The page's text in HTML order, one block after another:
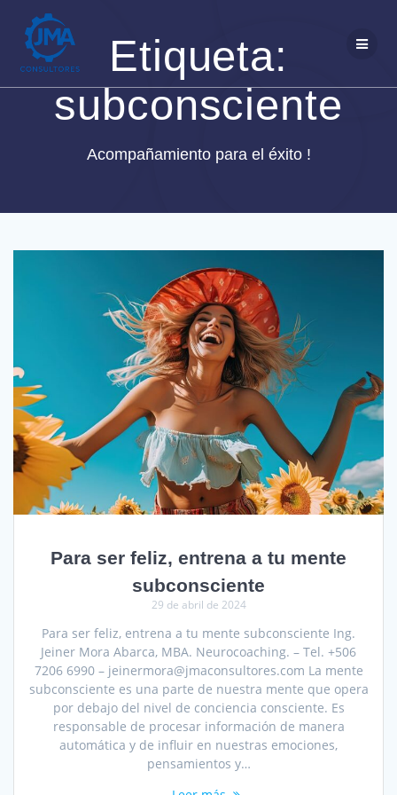
contenido
Etiqueta:
subconsciente
Acompañamiento para el éxito !
Para ser feliz, entrena a tu mente
subconsciente
29 de abril de 2024
Para ser feliz, entrena a tu mente subconsciente Ing.
Jeiner Mora Abarca, MBA. Neurocoaching. – Tel. +506
7206 6990 – jeinermora@jmaconsultores.com La mente
subconsciente es una parte de nuestra mente que opera
por debajo del nivel de conciencia consciente. Es
responsable de procesar información de manera
automática y de influir en nuestras emociones,
pensamientos y…